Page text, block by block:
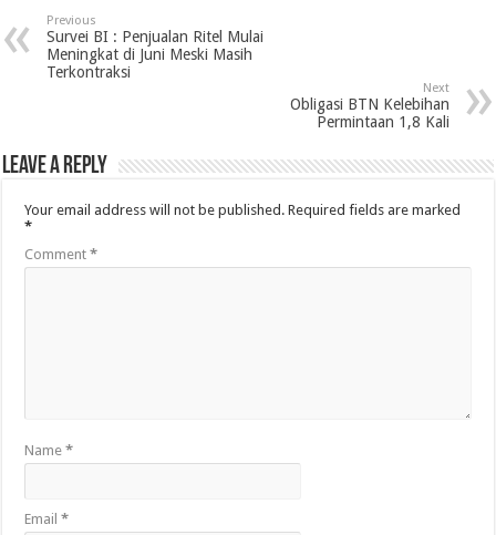
Previous
Survei BI : Penjualan Ritel Mulai
Meningkat di Juni Meski Masih
Terkontraksi
Next
Obligasi BTN Kelebihan
Permintaan 1,8 Kali
Leave a Reply
Your email address will not be published. Required fields are marked
*
Comment*
Name*
Email*